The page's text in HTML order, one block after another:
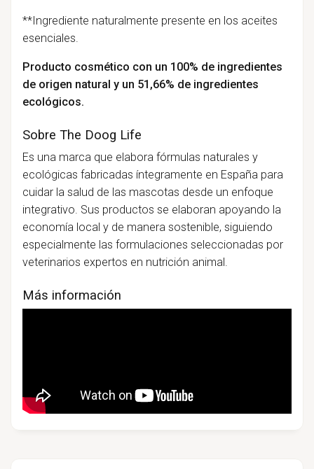
**Ingrediente naturalmente presente en los aceites
esenciales.
Producto cosmético con un 100% de ingredientes
de origen natural y un 51,66% de ingredientes
ecológicos.
Sobre The Doog Life
Es una marca que elabora fórmulas naturales y
ecológicas fabricadas íntegramente en España para
cuidar la salud de las mascotas desde un enfoque
integrativo. Sus productos se elaboran apoyando la
economía local y de manera sostenible, siguiendo
especialmente las formulaciones seleccionadas por
veterinarios expertos en nutrición animal.
Más información